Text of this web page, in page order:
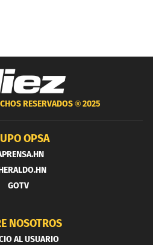
RESERVADOS ®2025
OPSA
GOTV
NOSOTROS
AL USUARIO